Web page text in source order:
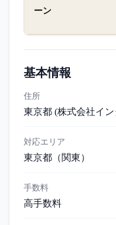
ーン
基本情報
住所
東京都 (株式会社イ
対応エリア
東京都 （関東）
手数料
高手数料